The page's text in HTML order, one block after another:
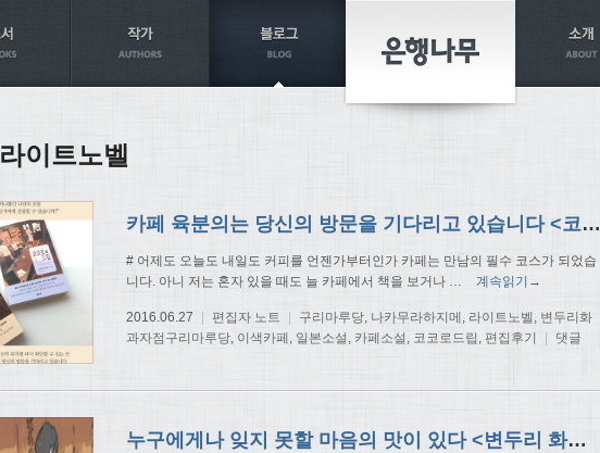
라이트노벨
카페 육분의는 당신의 방문을 기다리고 있습니다 <코코로 드립> 편집 후기
# 어제도 오늘도 내일도 커피를 언젠가부터인가 카페는 만남의 필수 코스가 되었습
니다. 아니 저는 혼자 있을 때도 늘 카페에서 책을 보거나
계속읽기→
2016.06.27 편집자 노트 구리마루당, 나카무라하지메 , 라이트노벨 , 변두리화
과자점구리마루당, 이색카페 , 일본소설 , 카페소설 , 코코로드립 , 편집후기 댓글
누구에게나 잊지 못할 마음의 맛이 있다 <변두리 화과자점 구리마루당>